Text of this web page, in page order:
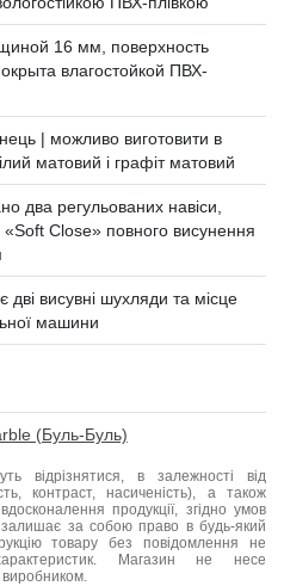
16 мм, поверхность
влагостойкой ПВХ-
| можливо виготовити в
матовий і графіт матовий
два регульованих навіси,
«Soft Сlose» повного висунення
дві висувні шухляди та місце
машини
(Буль-Буль)
відрізнятися, в залежності від
контраст, насиченість), а також
продукції, згідно умов
залишає за собою право в будь-який
товару без повідомлення не
Магазин не несе
виробником.